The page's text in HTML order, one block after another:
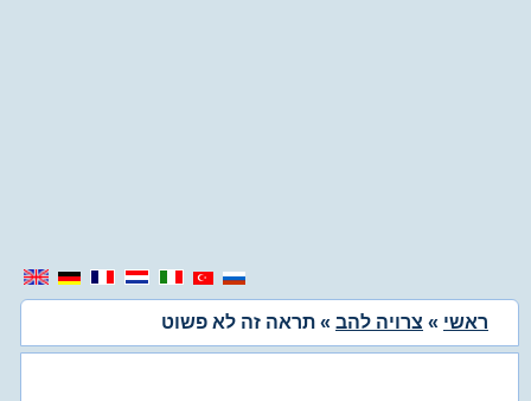
ראשי » צרויה להב » תראה זה לא פשוט